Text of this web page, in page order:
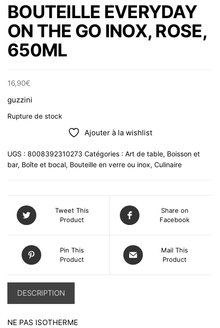
BOUTEILLE EVERYDAY
ON THE GO INOX, ROSE,
650ML
16,90€
guzzini
Rupture de stock
Ajouter à la wishlist
UGS : 8008392310273 Catégories : Art de table, Boisson et
bar, Boîte et bocal, Bouteille en verre ou inox, Culinaire
Tweet This
Product
Share on
Facebook
Pin This
Product
Mail This
Product
DESCRIPTION
NE PAS ISOTHERME